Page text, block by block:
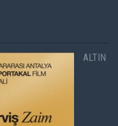
ALTIN